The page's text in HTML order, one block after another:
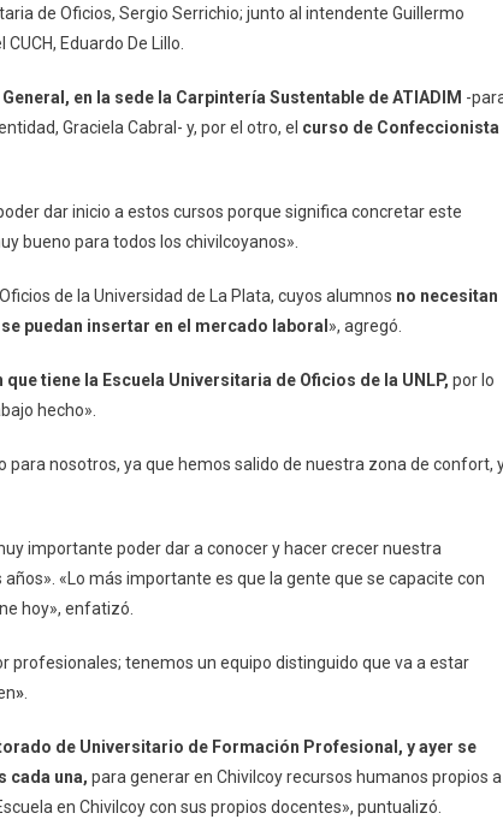
de Oficios, Sergio Serrichio; junto al intendente Guillermo
Eduardo De Lillo.
en la sede la Carpintería Sustentable de ATIADIM -
Graciela Cabral- y, por el otro, el curso de Confeccionista
dar inicio a estos cursos porque significa concretar este
bueno para todos los chivilcoyanos».
de la Universidad de La Plata, cuyos alumnos no necesitan
puedan insertar en el mercado laboral », agregó.
tiene la Escuela Universitaria de Oficios de la UNLP, por lo
hecho».
nosotros, ya que hemos salido de nuestra zona de confort,
importante poder dar a conocer y hacer crecer nuestra
«Lo más importante es que la gente que se capacite con
hoy», enfatizó.
profesionales; tenemos un equipo distinguido que va a estar
».
de Universitario de Formación Profesional, y ayer se
cada una, para generar en Chivilcoy recursos humanos propios a
en Chivilcoy con sus propios docentes», puntualizó.